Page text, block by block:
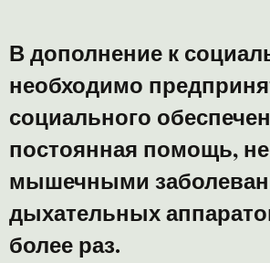
В дополнение к
необходимо
социального
постоянная помощь,
мышечными
дыхательных
более раз.